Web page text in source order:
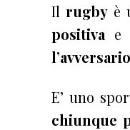
Ilrugby è
positiva e
E’ uno
chiunque